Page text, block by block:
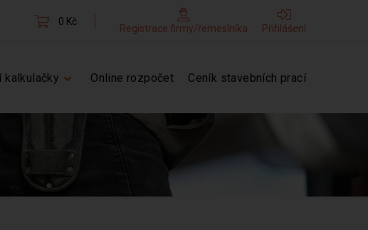
0 Kč
Registrace firmy/řemeslníka Přihlášení
kalkulačky Online rozpočet Ceník stavebních prací